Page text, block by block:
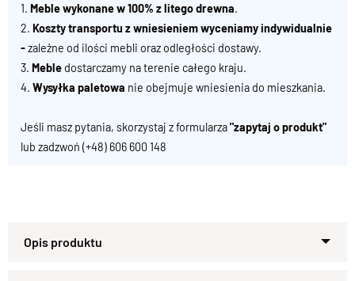
1. Meble wykonane w 100% z litego drewna.
2. Koszty transportu z wniesieniem wyceniamy indywidualnie
-zależne od ilości mebli oraz odległości dostawy.
3. Meble dostarczamy na terenie całego kraju.
4. Wysyłka paletowa nie obejmuje wniesienia do mieszkania.
Jeśli masz pytania, skorzystaj z formularza"zapytaj o produkt"
lub zadzwoń (+48) 606 600 148